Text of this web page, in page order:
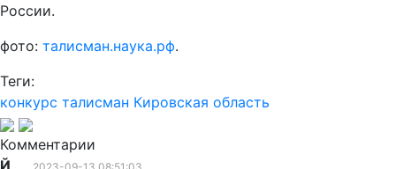
России.
фото: талисман.наука.рф.
Теги:
конкурс талисман Кировская область
Комментарии